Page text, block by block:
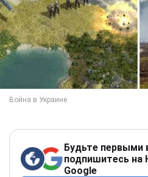
Будьте первыми
подпишитесь на
Google